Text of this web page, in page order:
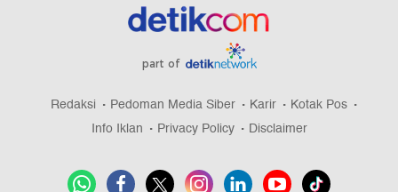
part of
Redaksi Pedoman Media Siber Karir
Kotak Pos
Info Iklan
Privacy Policy Disclaimer